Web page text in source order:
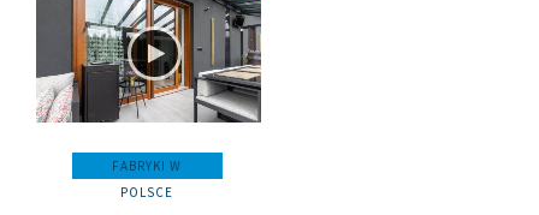
FABRYKI W
POLSCE